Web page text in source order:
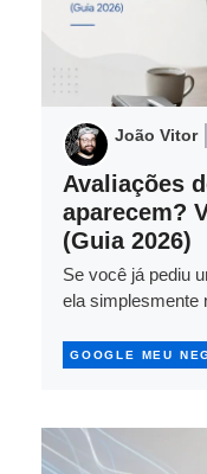
João Vitor
Avaliações
aparecem?
(Guia 2026)
Se você já pediu
ela simplesmente
GOOGLE MEU